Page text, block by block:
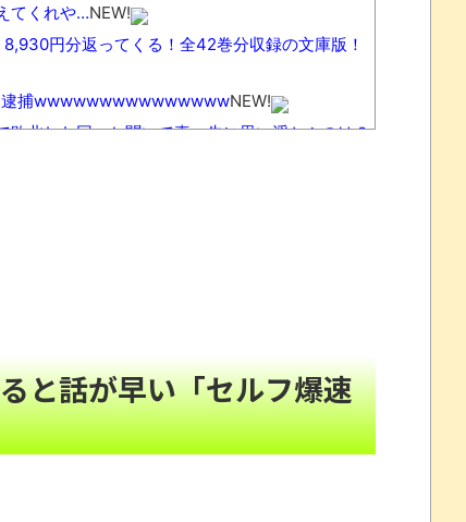
てくれや…NEW!
円分返ってくる！全42巻分収録の文庫版！
逮捕wwwwwwwwwwwwwwwNEW!
北した回」と聞いて真っ先に思い浮かぶのは？
ガチ切れwwww
ら違う」
て問題提起 他
NEW!
壇上でスピーチする人が総理大臣」NEW!
320万になったので変更にNEW!
の(ドン引き
と話が早い「セルフ爆速